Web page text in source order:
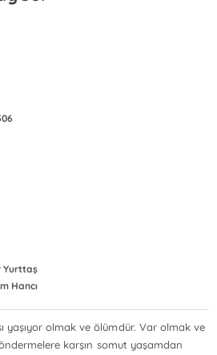
Yurttaş
Hancı
yaşıyor olmak ve ölümdür. Var olmak ve
karşın somut yaşamdan